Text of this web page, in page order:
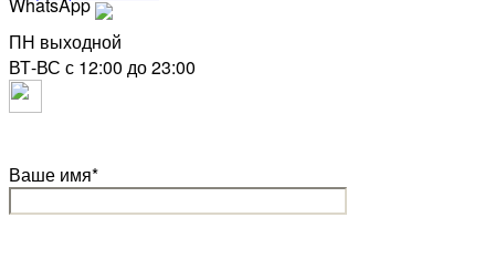
ПН выходной
ВТ-ВС с 12:00 до 23:00
Ваше имя*